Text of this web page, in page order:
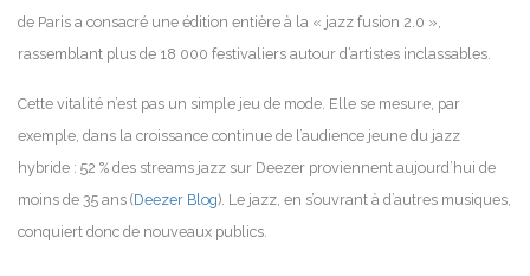
de Paris a consacré une édition entière à la « jazz fusion 2.0 »,
rassemblant plus de 18 000 festivaliers autour d’artistes inclassables.
Cette vitalité n’est pas un simple jeu de mode. Elle se mesure, par
exemple, dans la croissance continue de l’audience jeune du jazz
hybride : 52 % des streams jazz sur Deezer proviennent aujourd’hui de
moins de 35 ans (Deezer Blog). Le jazz, en s’ouvrant à d’autres musiques,
conquiert donc de nouveaux publics.